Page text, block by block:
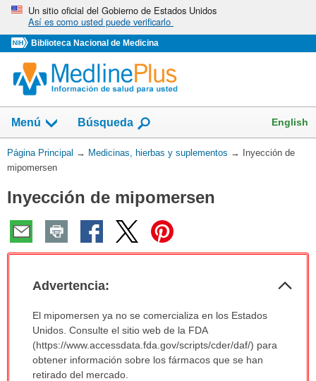
Omita
vaya
al
Contenido
Un sitio oficial del Gobierno de Estados Unidos
Así es como usted puede verificarlo
Biblioteca Nacional de Medicina
Menú
Mostrar
campo
de
Búsqueda English
Usted
está
Página Principal → Medicinas, hierbas y suplementos → Inyección de
mipomersen
Inyección de mipomersen
Advertencia:
Advertencia:
sido
extendido.
El mipomersen ya no se comercializa en los Estados
Unidos. Consulte el sitio web de la FDA
(https://www.accessdata.fda.gov/scripts/cder/daf/) para
obtener información sobre los fármacos que se han
retirado del mercado.